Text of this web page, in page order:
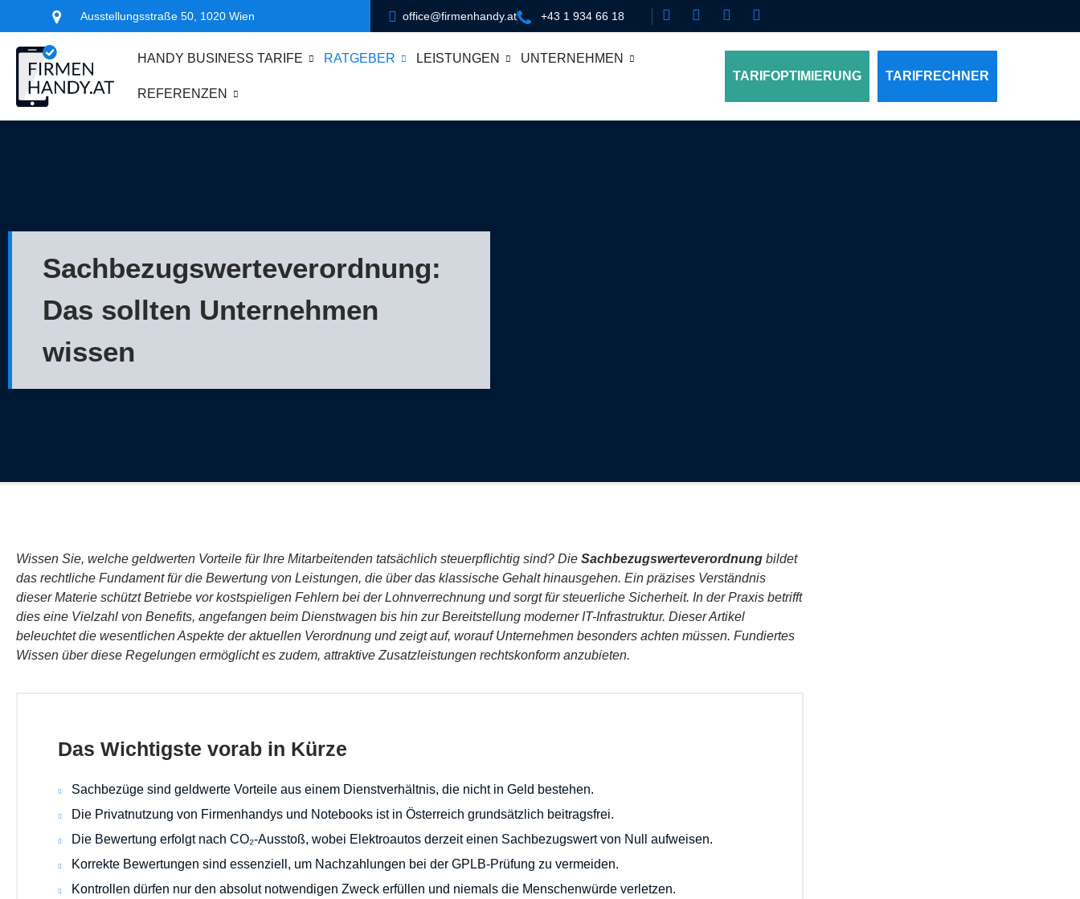
Ausstellungsstraße 50, 1020 Wien office@firmenhandy.at +43 1 934 66 18
HANDY BUSINESS TARIFE RATGEBER LEISTUNGEN UNTERNEHMEN
REFERENZEN
TARIFOPTIMIERUNG TARIFRECHNER
Sachbezugswerteverordnung:
Das sollten Unternehmen
wissen
Wissen Sie, welche geldwerten Vorteile für Ihre Mitarbeitenden tatsächlich steuerpflichtig sind? Die Sachbezugswerteverordnung bildet
das rechtliche Fundament für die Bewertung von Leistungen, die über das klassische Gehalt hinausgehen. Ein präzises Verständnis
dieser Materie schützt Betriebe vor kostspieligen Fehlern bei der Lohnverrechnung und sorgt für steuerliche Sicherheit. In der Praxis betrifft
dies eine Vielzahl von Benefits, angefangen beim Dienstwagen bis hin zur Bereitstellung moderner IT-Infrastruktur. Dieser Artikel
beleuchtet die wesentlichen Aspekte der aktuellen Verordnung und zeigt auf, worauf Unternehmen besonders achten müssen. Fundiertes
Wissen über diese Regelungen ermöglicht es zudem, attraktive Zusatzleistungen rechtskonform anzubieten.
Das Wichtigste vorab in Kürze
Sachbezüge sind geldwerte Vorteile aus einem Dienstverhältnis, die nicht in Geld bestehen.
Die Privatnutzung von Firmenhandys und Notebooks ist in Österreich grundsätzlich beitragsfrei.
Die Bewertung erfolgt nach CO₂‑Ausstoß, wobei Elektroautos derzeit einen Sachbezugswert von Null aufweisen.
Korrekte Bewertungen sind essenziell, um Nachzahlungen bei der GPLB-Prüfung zu vermeiden.
Kontrollen dürfen nur den absolut notwendigen Zweck erfüllen und niemals die Menschenwürde verletzen.